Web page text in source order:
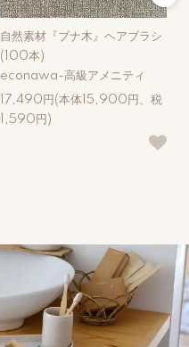
自然素材『ブナ木』ヘアブラシ
(100本)
econawa-高級アメニティ
17,490円(本体15,900円、税
1,590円)